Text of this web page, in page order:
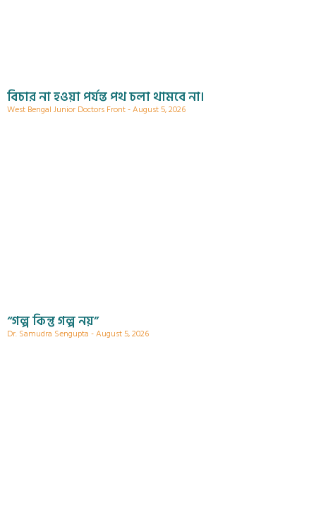
বিচার না হওয়া পর্যন্ত পথ চলা থামবে না।
West Bengal Junior Doctors Front August 5, 2026
“গল্প কিন্তু গল্প নয়”
Dr. Samudra Sengupta August 5, 2026